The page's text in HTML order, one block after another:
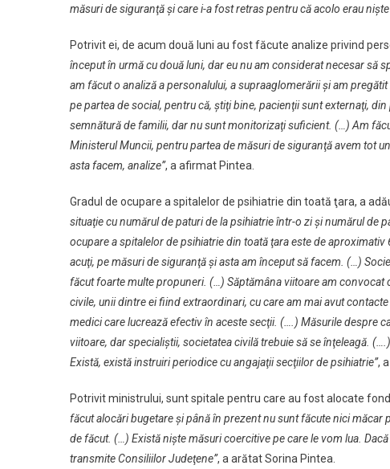
măsuri de siguranţă şi care i-a fost retras pentru că acolo erau
Potrivit ei, de acum două luni au fost făcute analize privind
început în urmă cu două luni, dar eu nu am considerat necesar să
am făcut o analiză a personalului, a supraaglomerării şi am
pe partea de social, pentru că, ştiţi bine, pacienţii sunt externaţi,
semnătură de familii, dar nu sunt monitorizaţi suficient. (…) Am
Ministerul Muncii, pentru partea de măsuri de siguranţă avem tot
asta facem, analize”, a afirmat Pintea.
Gradul de ocupare a spitalelor de psihiatrie din toată ţara, a
situaţie cu numărul de paturi de la psihiatrie într-o zi şi numărul de
ocupare a spitalelor de psihiatrie din toată ţara este de
acuţi, pe măsuri de siguranţă şi asta am început să facem. (…)
făcut foarte multe propuneri. (…) Săptămâna viitoare am
civile, unii dintre ei fiind extraordinari, cu care am mai avut
medici care lucrează efectiv în aceste secţii. (….) Măsurile despre
viitoare, dar specialiştii, societatea civilă trebuie să se înţeleagă.
Există, există instruiri periodice cu angajaţii secţiilor de psihiatrie”,
Potrivit ministrului, sunt spitale pentru care au fost alocate
făcut alocări bugetare şi până în prezent nu sunt făcute nici
de făcut. (…) Există nişte măsuri coercitive pe care le vom lua.
transmite Consiliilor Judeţene”, a arătat Sorina Pintea.